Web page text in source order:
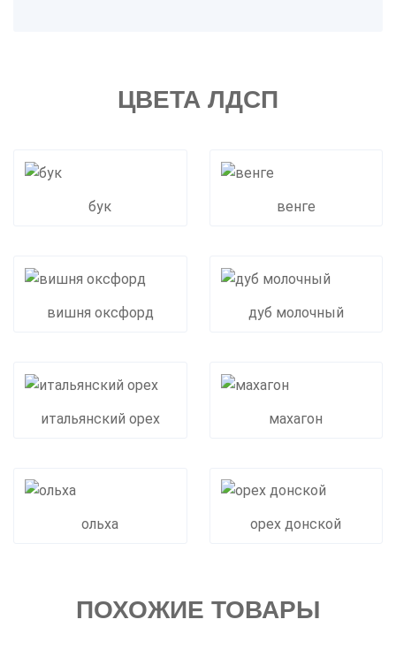
ЦВЕТА ЛДСП
бук венге
вишня оксфорд дуб молочный
итальянский орех махагон
ольха орех донской
ПОХОЖИЕ ТОВАРЫ